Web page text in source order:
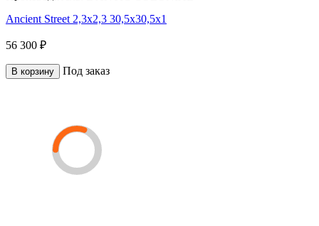
Ancient Street 2,3x2,3 30,5x30,5x1
56 300 ₽
В корзину Под заказ